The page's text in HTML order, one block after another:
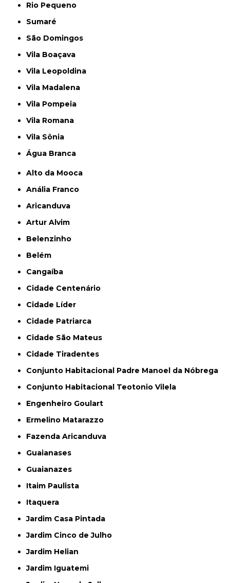
Rio Pequeno
Sumaré
São Domingos
Vila Boaçava
Vila Leopoldina
Vila Madalena
Vila Pompeia
Vila Romana
Vila Sônia
Água Branca
Alto da Mooca
Anália Franco
Aricanduva
Artur Alvim
Belenzinho
Belém
Cangaíba
Cidade Centenário
Cidade Líder
Cidade Patriarca
Cidade São Mateus
Cidade Tiradentes
Conjunto Habitacional Padre Manoel da Nóbrega
Conjunto Habitacional Teotonio Vilela
Engenheiro Goulart
Ermelino Matarazzo
Fazenda Aricanduva
Guaianases
Guaianazes
Itaim Paulista
Itaquera
Jardim Casa Pintada
Jardim Cinco de Julho
Jardim Helian
Jardim Iguatemi